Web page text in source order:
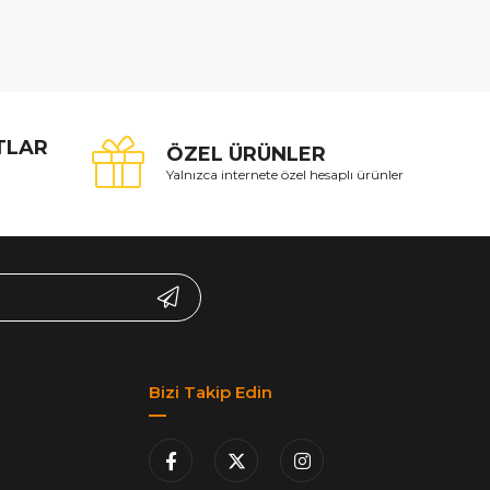
ÖZEL ÜRÜNLER
Yalnızca internete özel hesaplı ürünler
Bizi Takip Edin